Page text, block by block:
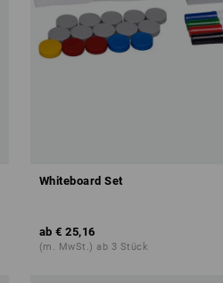
Whiteboard Set
ab € 25,16
(m. MwSt.) ab 3 Stück